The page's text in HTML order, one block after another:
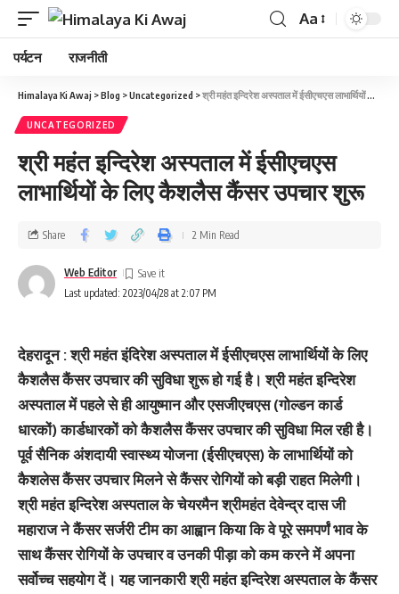
Aa
पर्यटन राजनीती
Himalaya Ki Awaj >Blog >Uncategorized >श्री महंत इन्दिरेश अस्पताल में ईसीएचएस लाभार्थियों के लिए कैशलैस कैंसर उपचार शुरू
UNCATEGORIZED
श्री महंत इन्दिरेश अस्पताल में ईसीएचएस
लाभार्थियों के लिए कैशलैस कैंसर उपचार शुरू
Last updated: 2023/04/28 at 2:07 PM
Web Editor
Share 2 Min Read
देहरादून : श्री महंत इंदिरेश अस्पताल में ईसीएचएस लाभार्थियों के लिए
कैशलैस कैंसर उपचार की सुविधा शुरू हो गई है। श्री महंत इन्दिरेश
अस्पताल में पहले से ही आयुष्मान और एसजीएचएस (गोल्डन कार्ड
धारकों) कार्डधारकों को कैशलैस कैंसर उपचार की सुविधा मिल रही है।
पूर्व सैनिक अंशदायी स्वास्थ्य योजना (ईसीएचएस) के लाभार्थियों को
कैशलेस कैंसर उपचार मिलने से कैंसर रोगियों को बड़ी राहत मिलेगी।
श्री महंत इन्दिरेश अस्पताल के चेयरमैन श्रीमहंत देवेन्द्र दास जी
महाराज ने कैंसर सर्जरी टीम का आह्वान किया कि वे पूरे समपर्णं भाव के
साथ कैंसर रोगियों के उपचार व उनकी पीड़ा को कम करने में अपना
सर्वोच्च सहयोग दें। यह जानकारी श्री महंत इन्दिरेश अस्पताल के कैंसर